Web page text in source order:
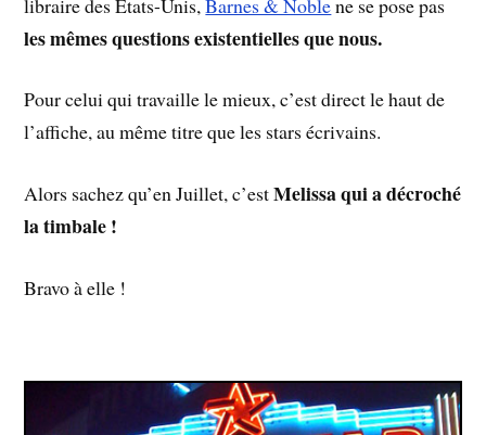
les mêmes questions existentielles que nous.
Pour celui qui travaille le mieux, c’est direct le haut de
l’affiche, au même titre que les stars écrivains.
Alors sachez qu’en Juillet, c’estMelissa qui a décroché
la timbale !
Bravo à elle !